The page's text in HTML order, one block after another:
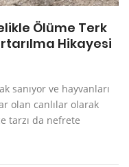
Ölüme Terk
Hikayesi
sanıyor ve hayvanları
olan canlılar olarak
tarzı da nefrete